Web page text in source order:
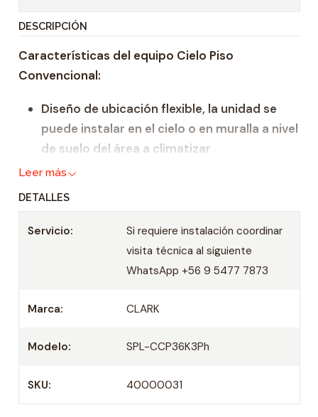
i
d
a
DESCRIPCIÓN
Características del equipo Cielo Piso
Convencional:
Diseño de ubicación flexible, la unidad se
puede instalar en el cielo o en muralla a nivel
de suelo del área a climatizar
Velocidades de uso: Baja, media y alta
mediano.
Uso recomendado tiendas y locales
ubicados en strip center
Control remoto y termostato
Leer más
DETALLES
Servicio:
Si requiere instalación coordinar
visita técnica al siguiente
WhatsApp +56 9 5477 7873
Marca: CLARK
Modelo: SPL-CCP36K3Ph
SKU: 40000031